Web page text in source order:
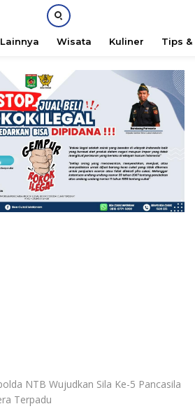
Lainnya Wisata Kuliner Tips &
NTB Wujudkan Sila Ke-5 Pancasila
Terpadu